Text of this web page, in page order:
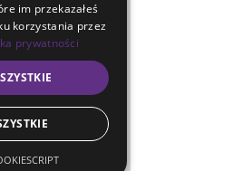
Musialski
Magryś-
Micherdzińska
im przekazałeś
korzystania przez
prywatności